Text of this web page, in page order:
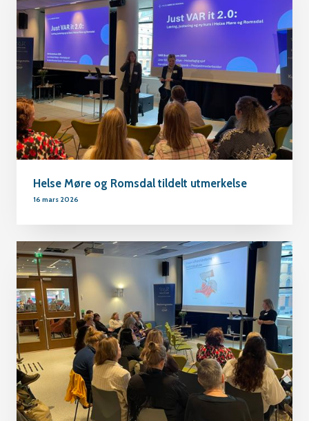
Helse Møre og Romsdal tildelt utmerkelse
16 mars 2026